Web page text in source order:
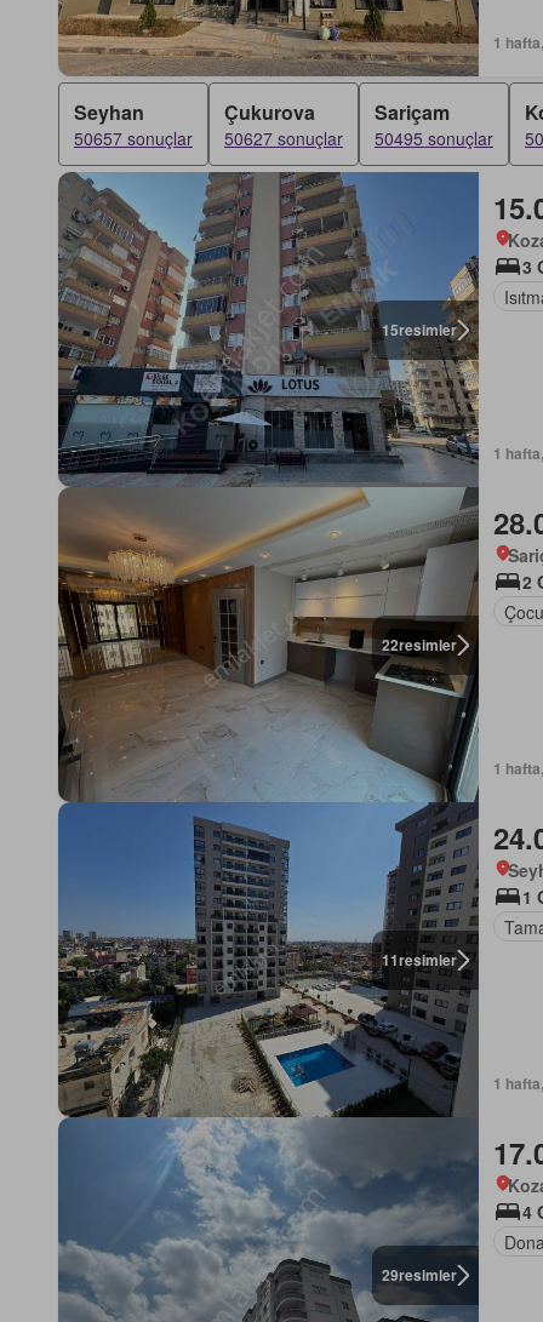
1
Seyhan
50657 sonuçlar
Çukurova
50627 sonuçlar
Sariçam
50495 sonuçlar
15resimler
3
1
22resimler
2
1
11resimler
1
1
29resimler
4